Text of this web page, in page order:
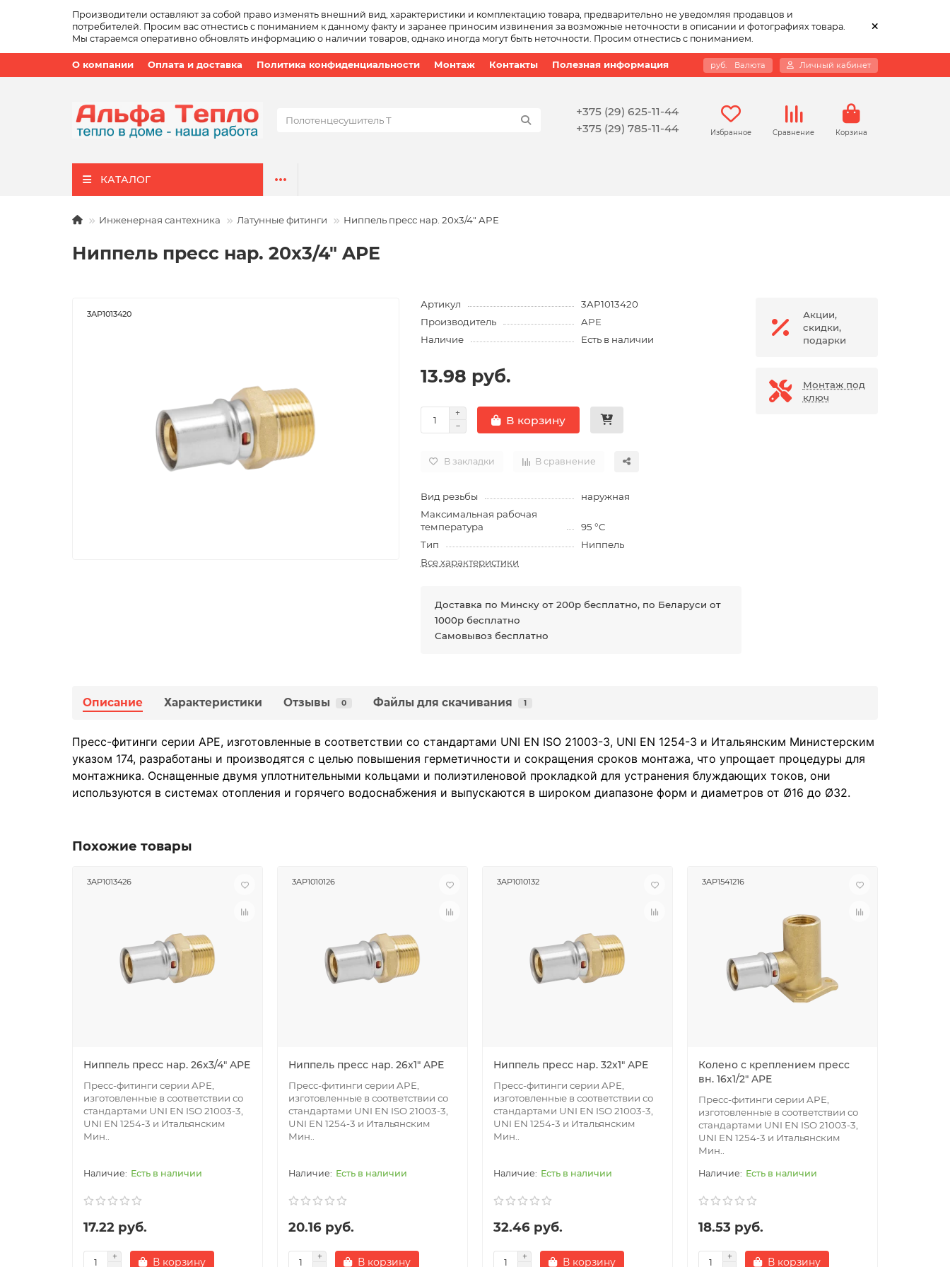
Производители оставляют за собой право изменять внешний вид, характеристики и комплектацию товара, предварительно не уведомляя продавцов и
потребителей. Просим вас отнестись с пониманием к данному факту и заранее приносим извинения за возможные неточности в описании и фотографиях товара.
Мы стараемся оперативно обновлять информацию о наличии товаров, однако иногда могут быть неточности. Просим отнестись с пониманием.
О компании Оплата и доставка Политика конфиденциальности Монтаж Контакты Полезная информация руб. Валюта Личный кабинет
+375 (29) 625-11-44
+375 (29) 785-11-44
Избранное Сравнение Корзина
КАТАЛОГ
Инженерная сантехника Латунные фитинги Ниппель пресс нар. 20x3/4" APE
Ниппель пресс нар. 20x3/4" APE
3AP1013420
Артикул
3AP1013420
Производитель
APE
Наличие
Есть в наличии
13.98 руб.
В корзину
В закладки В сравнение
Вид резьбы
наружная
Максимальная рабочая
температура
95 °C
Тип
Ниппель
Все характеристики
Доставка по Минску от 200р бесплатно, по Беларуси от
1000р бесплатно
Самовывоз бесплатно
Акции,
скидки,
подарки
Монтаж под
ключ
Описание Характеристики Отзывы 0 Файлы для скачивания 1
Пресс-фитинги серии APE, изготовленные в соответствии со стандартами UNI EN ISO 21003-3, UNI EN 1254-3 и Итальянским Министерским
указом 174, разработаны и производятся с целью повышения герметичности и сокращения сроков монтажа, что упрощает процедуры для
монтажника. Оснащенные двумя уплотнительными кольцами и полиэтиленовой прокладкой для устранения блуждающих токов, они
используются в системах отопления и горячего водоснабжения и выпускаются в широком диапазоне форм и диаметров от Ø16 до Ø32.
Похожие товары
3AP1013426
Ниппель пресс нар. 26x3/4" APE
Пресс-фитинги серии APE,
изготовленные в соответствии со
стандартами UNI EN ISO 21003-3,
UNI EN 1254-3 и Итальянским
Мин..
Есть в наличии
17.22 руб.
В корзину
3AP1010126
Ниппель пресс нар. 26x1" APE
Пресс-фитинги серии APE,
изготовленные в соответствии со
стандартами UNI EN ISO 21003-3,
UNI EN 1254-3 и Итальянским
Мин..
Есть в наличии
20.16 руб.
В корзину
3AP1010132
Ниппель пресс нар. 32x1" APE
Пресс-фитинги серии APE,
изготовленные в соответствии со
стандартами UNI EN ISO 21003-3,
UNI EN 1254-3 и Итальянским
Мин..
Есть в наличии
32.46 руб.
В корзину
3AP1541216
Колено с креплением пресс
вн. 16x1/2" APE
Пресс-фитинги серии APE,
изготовленные в соответствии со
стандартами UNI EN ISO 21003-3,
UNI EN 1254-3 и Итальянским
Мин..
Есть в наличии
18.53 руб.
В корзину